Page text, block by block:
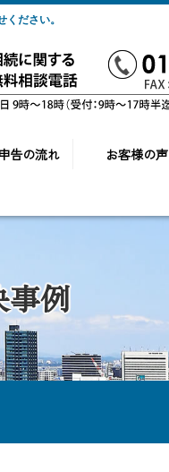
ださい。
告の流れ お客様の声
事例